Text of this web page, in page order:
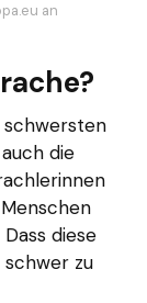
an
schwersten
die
diese
zu